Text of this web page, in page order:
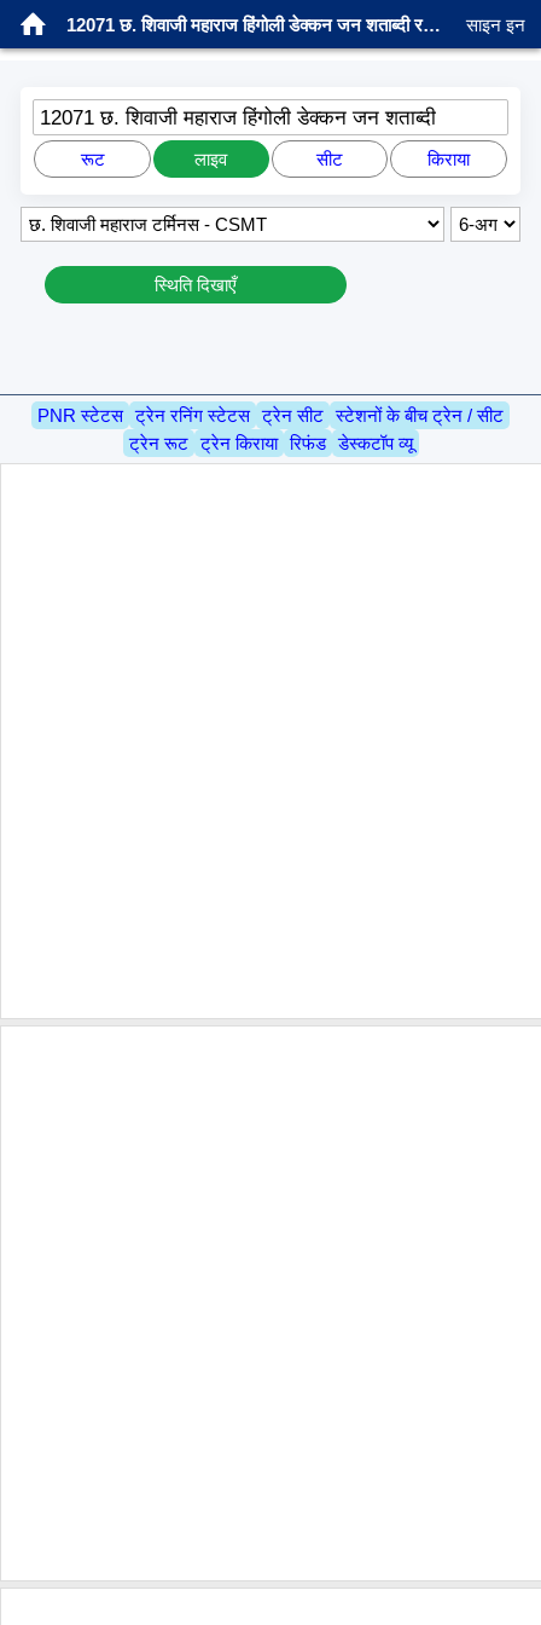
12071 छ. शिवाजी महाराज हिंगोली डेक्कन जन शताब्दी रनिंग स्थिति साइन इन
12071 छ. शिवाजी महाराज हिंगोली डेक्कन जन शताब्दी
रूट लाइव सीट किराया
स्थिति दिखाएँ
PNR स्टेटस ट्रेन रनिंग स्टेटस ट्रेन सीट स्टेशनों के बीच ट्रेन / सीट
ट्रेन रूट ट्रेन किराया रिफंड डेस्कटॉप व्यू